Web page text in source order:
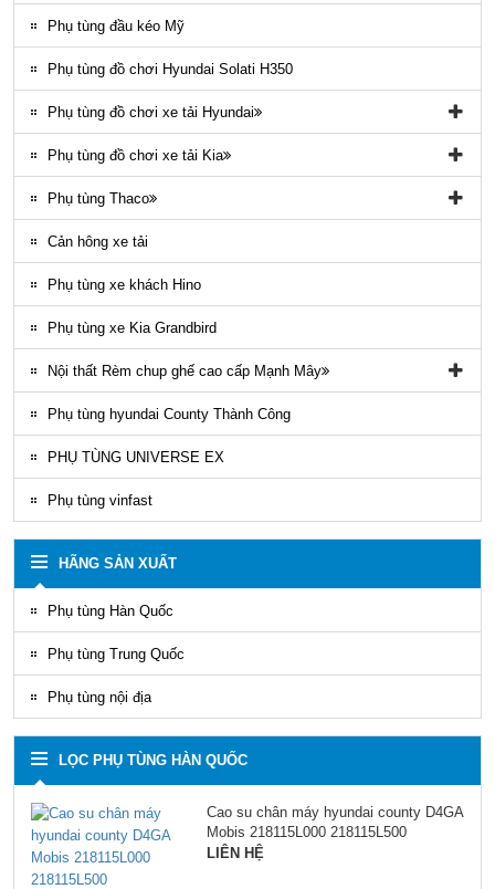
Ngoại thất County
Phụ tùng điều hòa County
Phụ tùng đầu kéo Mỹ
Phụ tùng đồ chơi Hyundai Solati H350
Phụ tùng đồ chơi xe tải Hyundai
Phụ tùng đồ chơi xe tải Hyundai HD65, HD72
Phụ tùng Trago
Phụ tung hyundai mighty ex8
Phụ tùng đồ chơi xe tải Kia
Phụ tùng đồ chơi kia Bongo
Phụ tùng Kia K3000
Phụ tùng Thaco
Phụ tùng vỏ xe khách Thaco
Phụ tùng gầm máy xe khách Thaco
Cản hông xe tải
Phụ tùng xe khách Hino
Phụ tùng xe Kia Grandbird
Nội thất Rèm chup ghế cao cấp Mạnh Mây
Rèm áo ghế xe County Mạnh Mây
Phụ tùng hyundai County Thành Công
PHỤ TÙNG UNIVERSE EX
Phụ tùng vinfast
HÃNG SẢN XUẤT
Phụ tùng Hàn Quốc
Phụ tùng Trung Quốc
Phụ tùng nội địa
LỌC PHỤ TÙNG HÀN QUỐC
Cao su chân máy hyundai county D4GA
Mobis 218115L000 218115L500
LIÊN HỆ